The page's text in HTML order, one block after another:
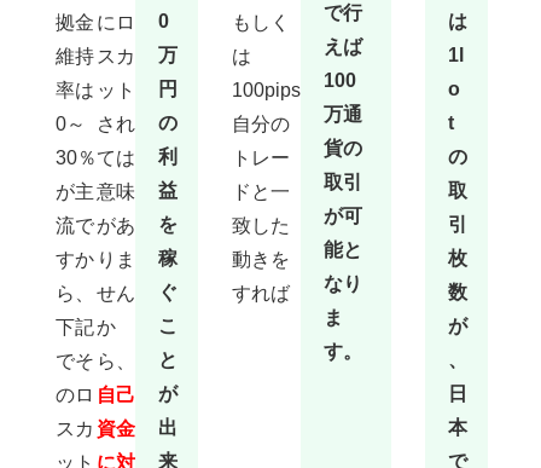
は
1l
o
t
の
取
引
枚
数
が
、
日
本
で
で行
えば
100
万通
貨の
取引
が可
能と
なり
ま
す。
もしく
は
100pips
自分の
トレー
ドと一
致した
動きを
すれば
0
万
円
の
利
益
を
稼
ぐ
こ
と
が
出
来
にロ
スカ
ット
され
ては
意味
があ
りま
せん
か
ら、
自己
資金
に対
拠金
維持
率は
0～
30％
が主
流で
すか
ら、
下記
でそ
のロ
スカ
ット